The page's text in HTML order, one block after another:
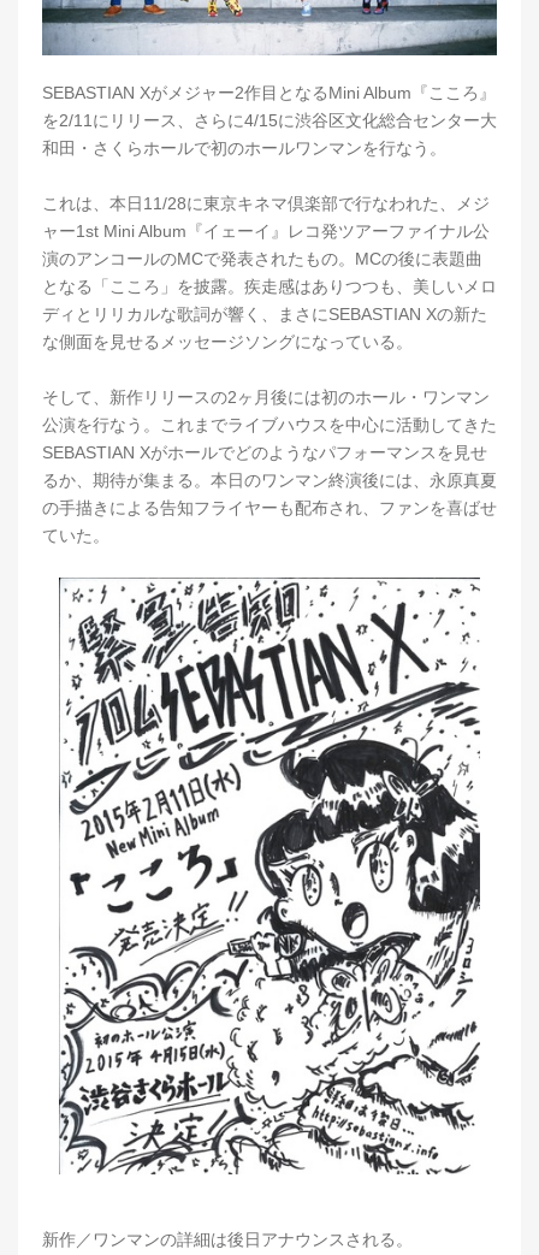
SEBASTIAN Xがメジャー2作目となるMini Album『こころ』
を2/11にリリース、さらに4/15に渋谷区文化総合センター大
和田・さくらホールで初のホールワンマンを行なう。
これは、本日11/28に東京キネマ倶楽部で行なわれた、メジ
ャー1st Mini Album『イェーイ』レコ発ツアーファイナル公
演のアンコールのMCで発表されたもの。MCの後に表題曲
となる「こころ」を披露。疾走感はありつつも、美しいメロ
ディとリリカルな歌詞が響く、まさにSEBASTIAN Xの新た
な側面を見せるメッセージソングになっている。
そして、新作リリースの2ヶ月後には初のホール・ワンマン
公演を行なう。これまでライブハウスを中心に活動してきた
SEBASTIAN Xがホールでどのようなパフォーマンスを見せ
るか、期待が集まる。本日のワンマン終演後には、永原真夏
の手描きによる告知フライヤーも配布され、ファンを喜ばせ
ていた。
新作／ワンマンの詳細は後日アナウンスされる。